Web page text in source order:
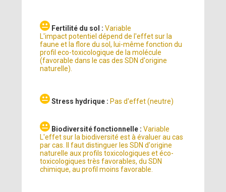
Fertilité du sol :Variable
L'impact potentiel dépend de l'effet sur la
faune et la flore du sol, lui-même fonction du
profil eco-toxicologique de la molécule
(favorable dans le cas des SDN d'origine
naturelle).
Stress hydrique : Pas d'effet (neutre)
Biodiversité fonctionnelle :Variable
L'effet sur la biodiversité est à évaluer au cas
par cas. Il faut distinguer les SDN d'origine
naturelle aux profils toxicologiques et éco-
toxicologiques très favorables, du SDN
chimique, au profil moins favorable.